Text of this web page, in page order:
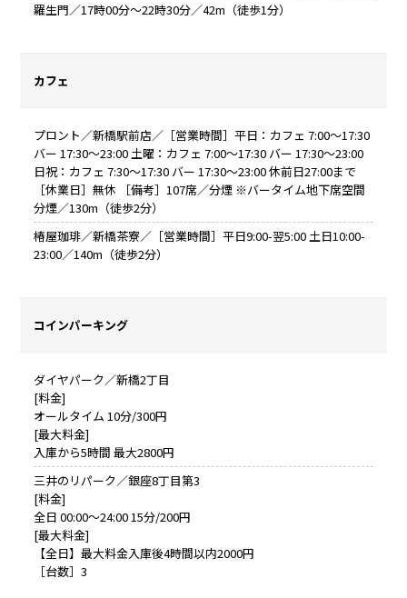
羅生門／17時00分～22時30分／42m（徒歩1分）
カフェ
プロント／新橋駅前店／［営業時間］平日：カフェ 7:00～17:30
バー 17:30～23:00 土曜：カフェ 7:00～17:30 バー 17:30～23:00
日祝：カフェ 7:30～17:30 バー 17:30～23:00 休前日27:00まで
［休業日］無休 ［備考］107席／分煙 ※バータイム地下席空間
分煙／130m（徒歩2分）
椿屋珈琲／新橋茶寮／［営業時間］平日9:00-翌5:00 土日10:00-
23:00／140m（徒歩2分）
コインパーキング
ダイヤパーク／新橋2丁目
[料金]
オールタイム 10分/300円
[最大料金]
入庫から5時間 最大2800円
三井のリパーク／銀座8丁目第3
[料金]
全日 00:00～24:00 15分/200円
[最大料金]
【全日】最大料金入庫後4時間以内2000円
［台数］3